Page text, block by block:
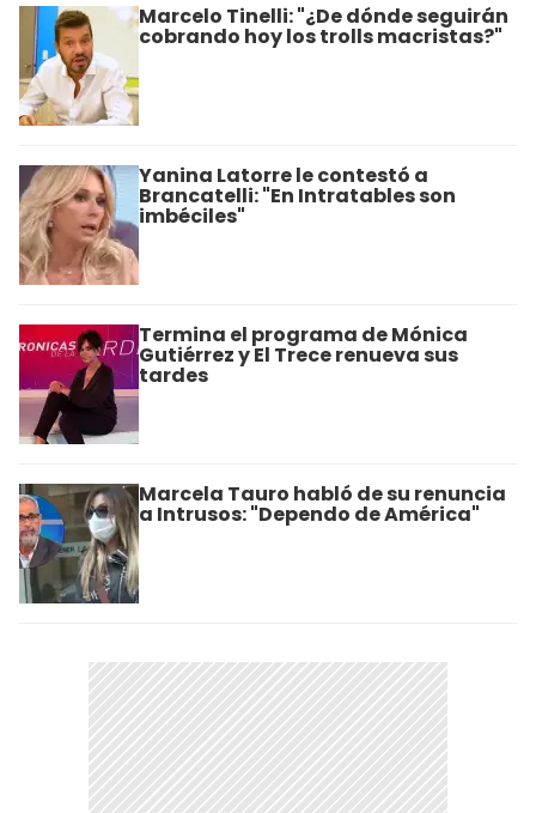
Marcelo Tinelli: "¿De dónde seguirán
cobrando hoy los trolls macristas?"
Yanina Latorre le contestó a
Brancatelli: "En Intratables son
imbéciles"
Termina el programa de Mónica
Gutiérrez y El Trece renueva sus
tardes
Marcela Tauro habló de su renuncia
a Intrusos: "Dependo de América"